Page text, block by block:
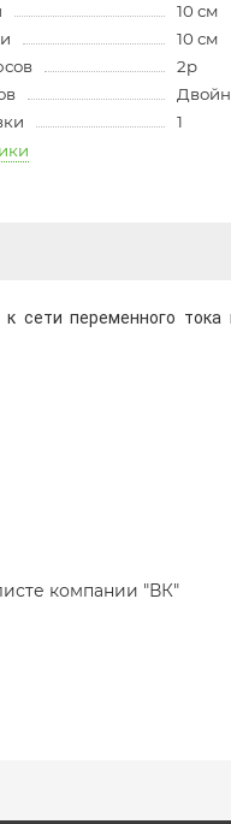
10 см
10 см
2p
1
сети переменного
компании "ВК"